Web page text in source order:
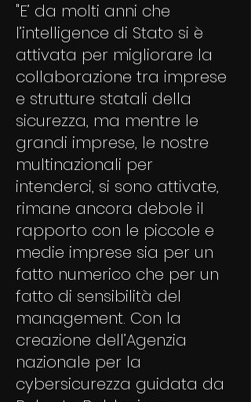
"E’ da molti anni che
l’intelligence di Stato si è
attivata per migliorare la
collaborazione tra imprese
e strutture statali della
sicurezza, ma mentre le
grandi imprese, le nostre
multinazionali per
intenderci, si sono attivate,
rimane ancora debole il
rapporto con le piccole e
medie imprese sia per un
fatto numerico che per un
fatto di sensibilità del
management. Con la
creazione dell’Agenzia
nazionale per la
cybersicurezza guidata da